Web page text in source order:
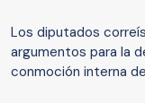
Los diputados
argumentos para la
conmoción interna